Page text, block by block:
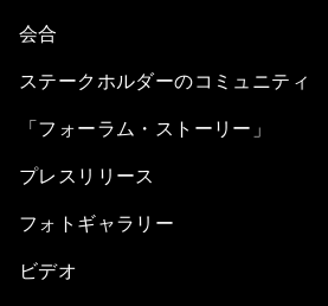
会合
ステークホルダーのコミュニティ
「フォーラム・ストーリー」
プレスリリース
フォトギャラリー
ビデオ